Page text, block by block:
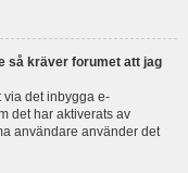
så kräver forumet att jag
via det inbygga e-
det har aktiverats av
användare använder det